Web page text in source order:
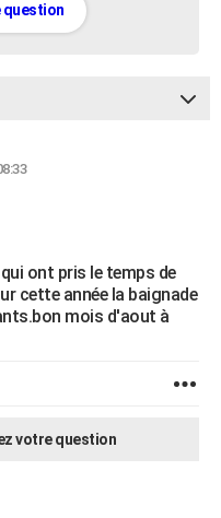
question
ont pris le temps de
cette année la baignade
mois d'aout à
votre question